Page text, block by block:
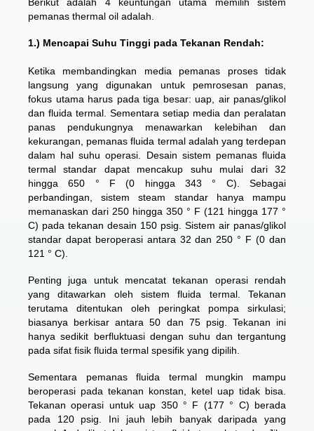
pemanas thermal oil adalah.
1.) Mencapai Suhu Tinggi pada Tekanan Rendah:
Ketika membandingkan media pemanas proses tidak
langsung yang digunakan untuk pemrosesan panas,
fokus utama harus pada tiga besar: uap, air panas/glikol
dan fluida termal. Sementara setiap media dan peralatan
panas pendukungnya menawarkan kelebihan dan
kekurangan, pemanas fluida termal adalah yang terdepan
dalam hal suhu operasi. Desain sistem pemanas fluida
termal standar dapat mencakup suhu mulai dari 32
hingga 650 ° F (0 hingga 343 ° C). Sebagai
perbandingan, sistem steam standar hanya mampu
memanaskan dari 250 hingga 350 ° F (121 hingga 177 °
C) pada tekanan desain 150 psig. Sistem air panas/glikol
standar dapat beroperasi antara 32 dan 250 ° F (0 dan
121 ° C).
Penting juga untuk mencatat tekanan operasi rendah
yang ditawarkan oleh sistem fluida termal. Tekanan
terutama ditentukan oleh peringkat pompa sirkulasi;
biasanya berkisar antara 50 dan 75 psig. Tekanan ini
hanya sedikit berfluktuasi dengan suhu dan tergantung
pada sifat fisik fluida termal spesifik yang dipilih.
Sementara pemanas fluida termal mungkin mampu
beroperasi pada tekanan konstan, ketel uap tidak bisa.
Tekanan operasi untuk uap 350 ° F (177 ° C) berada
pada 120 psig. Ini jauh lebih banyak daripada yang